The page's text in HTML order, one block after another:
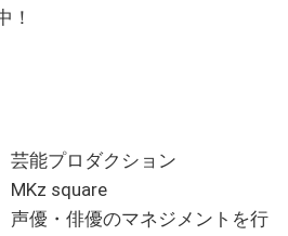
！
芸能プロダクション
MKz square
声優・俳優のマネジメントを行